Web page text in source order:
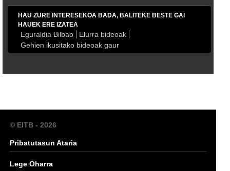
HAU ZURE INTERESEKOA BADA, BALITEKE BESTE GAI
HAUEK ERE IZATEA
Eguraldia Bilbao
Elurra bideoak
Gehien ikusitako bideoak gaur
© EITB - 2026
Pribatutasun Ataria
Lege Oharra